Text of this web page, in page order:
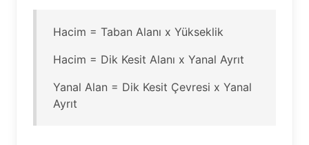
Hacim = Taban Alanı x Yükseklik
Hacim = Dik Kesit Alanı x Yanal Ayrıt
Yanal Alan = Dik Kesit Çevresi x Yanal
Ayrıt